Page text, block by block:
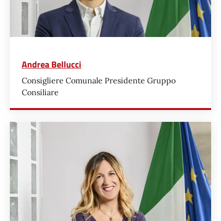
Andrea Bellucci
Consigliere Comunale Presidente Gruppo
Consiliare